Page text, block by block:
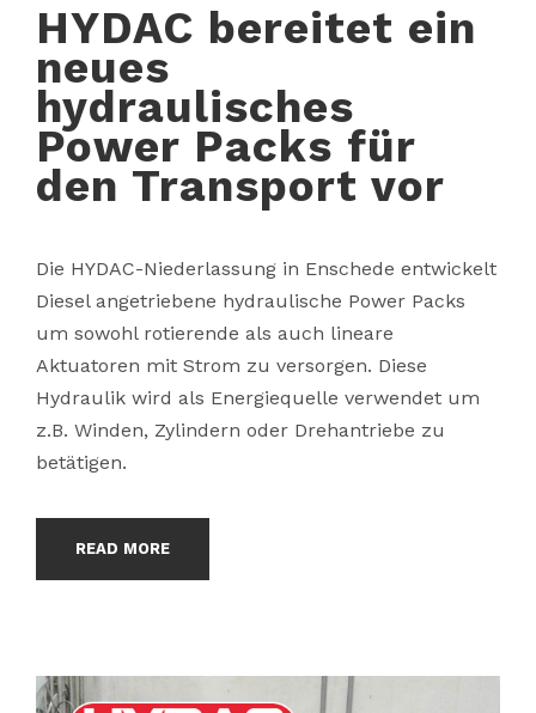
HYDAC bereitet ein
neues
hydraulisches
Power Packs für
den Transport vor
Die HYDAC-Niederlassung in Enschede entwickelt
Diesel angetriebene hydraulische Power Packs
um sowohl rotierende als auch lineare
Aktuatoren mit Strom zu versorgen. Diese
Hydraulik wird als Energiequelle verwendet um
z.B. Winden, Zylindern oder Drehantriebe zu
betätigen.
READ MORE